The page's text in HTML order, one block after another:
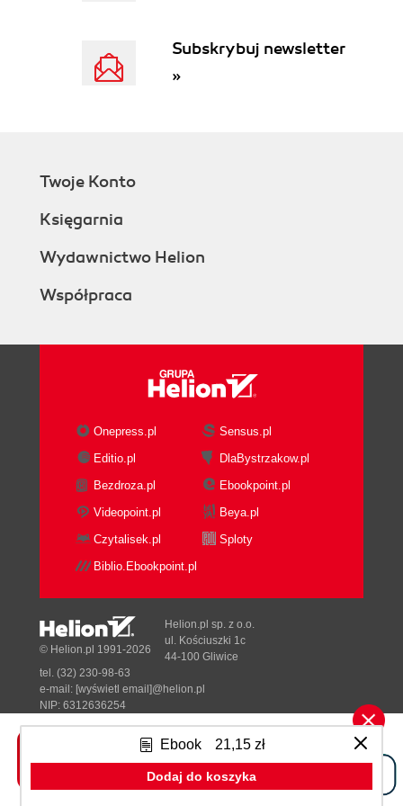
2.3. Szablon tekstu
2.4. Długość ma znaczenie
Poziom K4. Co dalej?
2.6. Zamknij sprzedaż
3.2. 7D/HD
3.3. Trzy zasady Puzyrkiewicza
1. Odchudzanie
2. Sterydy dla zdań
3. Zmysłowe obrazy
Podsumowanie
CO DALEJ? Jak rozwijać te umiejętności?
Ebook 21,15 zł
Dodaj do koszyka
Subskrybuj newsletter
»
Twoje Konto
Księgarnia
Wydawnictwo Helion
Współpraca
Onepress.pl
Sensus.pl
Editio.pl
DlaBystrzakow.pl
Bezdroza.pl
Ebookpoint.pl
Videopoint.pl
Beya.pl
Czytalisek.pl
Sploty
Biblio.Ebookpoint.pl
Tonik.pl
© Helion.pl 1991-2026
Helion.pl sp. z o.o.
ul. Kościuszki 1c
44-100 Gliwice
tel. (32) 230-98-63
e-mail: [wyświetl email]@helion.pl
NIP: 6312636254